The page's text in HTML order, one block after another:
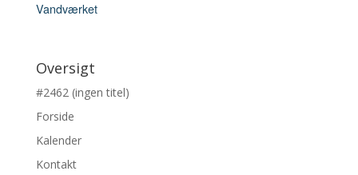
Vandværket
Oversigt
#2462 (ingen titel)
Forside
Kalender
Kontakt